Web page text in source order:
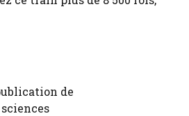
de